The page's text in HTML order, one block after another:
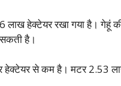
लाख हेक्टेयर रखा गया है।गेहूं
है।
हेक्टेयर से कम है। मटर 2.53